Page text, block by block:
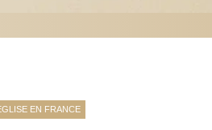
EN FRANCE